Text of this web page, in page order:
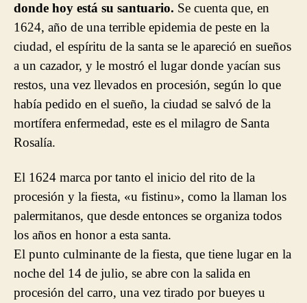
donde hoy está su santuario. Se cuenta que, en
1624, año de una terrible epidemia de peste en la
ciudad, el espíritu de la santa se le apareció en sueños
a un cazador, y le mostró el lugar donde yacían sus
restos, una vez llevados en procesión, según lo que
había pedido en el sueño, la ciudad se salvó de la
mortífera enfermedad, este es el milagro de Santa
Rosalía.
El 1624 marca por tanto el inicio del rito de la
procesión y la fiesta, «u fistinu», como la llaman los
palermitanos, que desde entonces se organiza todos
los años en honor a esta santa.
El punto culminante de la fiesta, que tiene lugar en la
noche del 14 de julio, se abre con la salida en
procesión del carro, una vez tirado por bueyes u